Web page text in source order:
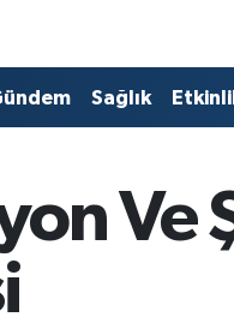
Sağlık
Ve